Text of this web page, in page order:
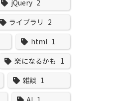
jQuery 2
ライブラリ 2
html 1
楽になるかも 1
雑談 1